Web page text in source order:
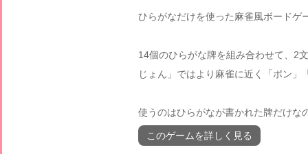
ひらがなだけを使った麻雀風ボードゲ
14個のひらがな牌を組み合わせて、2
じょん」ではより麻雀に近く「ポン
使うのはひらがなが書かれた牌だけな
このゲームを詳しく見る